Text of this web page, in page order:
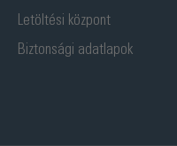
Letöltési központ
Biztonsági adatlapok